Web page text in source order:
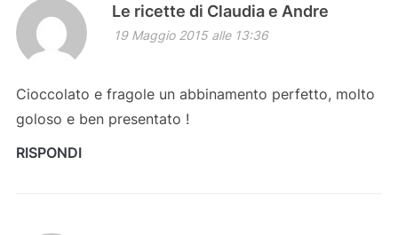
Le ricette di Claudia e Andre
19 Maggio 2015 alle 13:36
Cioccolato e fragole un abbinamento perfetto, molto
goloso e ben presentato !
RISPONDI